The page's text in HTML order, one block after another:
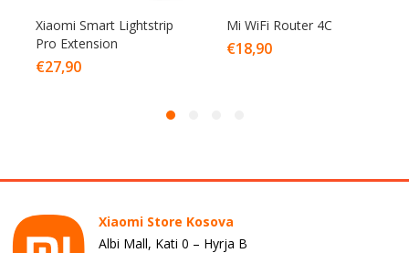
Xiaomi Smart Lightstrip
Pro Extension
€27,90
Mi WiFi Router 4C
€18,90
Xiaomi Store Kosova
Albi Mall, Kati 0 – Hyrja B